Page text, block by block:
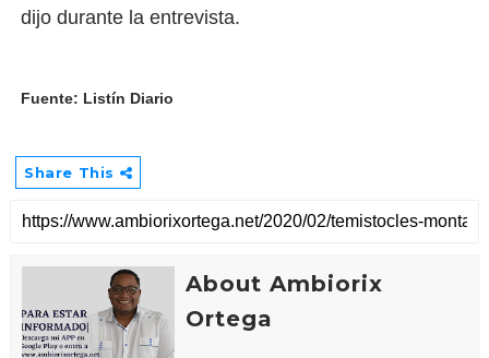
dijo durante la entrevista.
Fuente: Listín Diario
Share This
About Ambiorix
Ortega